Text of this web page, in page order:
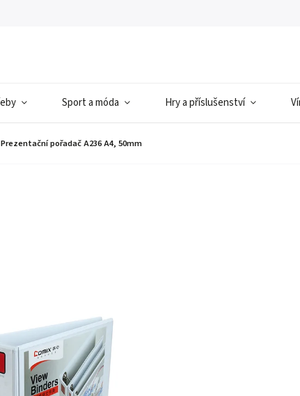
Sport a móda Hry a příslušenství
Prezentační pořadač A236 A4, 50mm